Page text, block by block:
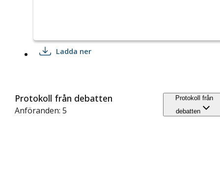
Ladda ner
Protokoll från debatten
Anföranden: 5
Protokoll från
debatten